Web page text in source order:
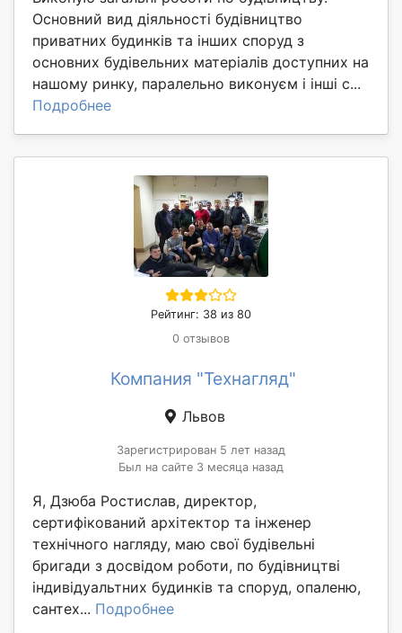
Основний вид діяльності будівництво
приватних будинків та інших споруд з
основних будівельних матеріалів доступних на
нашому ринку, паралельно виконуєм і інші с...
Подробнее
Рейтинг: 38 из 80
0 отзывов
Компания "Технагляд"
Львов
Зарегистрирован 5 лет назад
Был на сайте 3 месяца назад
Я, Дзюба Ростислав, директор,
сертифікований архітектор та інженер
технічного нагляду, маю свої будівельні
бригади з досвідом роботи, по будівництві
індивідуальтних будинків та споруд, опаленю,
сантех... Подробнее